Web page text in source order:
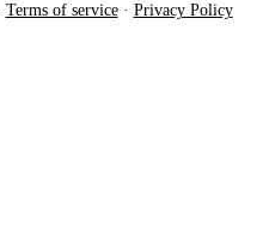
Terms of service· Privacy Policy